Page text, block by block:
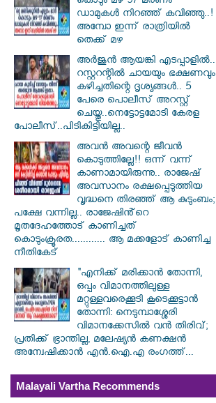
ഡാമുകൾ നിറഞ്ഞ് കവിഞ്ഞു..!
അമ്പോ ഇന്ന് രാത്രിയിൽ
തെക്ക് മഴ
അർജുൻ ആയങ്കി എടപ്പാളിൽ..
റസ്റ്ററന്റിൽ ചായയും ഭക്ഷണവും
കഴിച്ചതിന്റെ ദൃശ്യങ്ങൾ.. 5
പേരെ പൊലീസ് അറസ്റ്റ്
ചെയ്തു..നെട്ടോട്ടമോടി കേരള
പോലീസ്..പിടികിട്ടിയില്ല..
അവൻ അവന്റെ ജീവൻ
കൊടുത്തില്ലേ!! ഒന്ന് വന്ന്
കാണാമായിരുന്നു.. രാജേഷ്
അവസാനം രക്ഷപ്പെടുത്തിയ
വൃദ്ധനെ തിരഞ്ഞ് ആ കുടുംബം;
പക്ഷേ വന്നില്ല.. രാജേഷിൻ്റെ
മൃതദേഹത്തോട് കാണിച്ചത്
കൊടുംക്രൂരത............ ആ മക്കളോട് കാണിച്ച
നീതികേട്
"എനിക്ക് മരിക്കാൻ തോന്നി,
ഒപ്പം വിമാനത്തിലുള്ള
മറ്റുള്ളവരെക്കൂടി കൂടെക്കൂട്ടാൻ
തോന്നി: നെടുമ്പാശ്ശേരി
വിമാനക്കേസിൽ വൻ തിരിവ്;
പ്രതിക്ക് ഭ്രാന്തില്ല, മലേഷ്യൻ കണക്ഷൻ
അന്വേഷിക്കാൻ എൻ.ഐ.എ രംഗത്ത്...
Malayali Vartha Recommends